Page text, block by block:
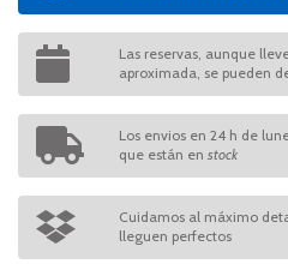
Las reservas, aunque
aproximada, se pueden
Los envios en 24 h de
que están en stock
Cuidamos al máximo
lleguen perfectos